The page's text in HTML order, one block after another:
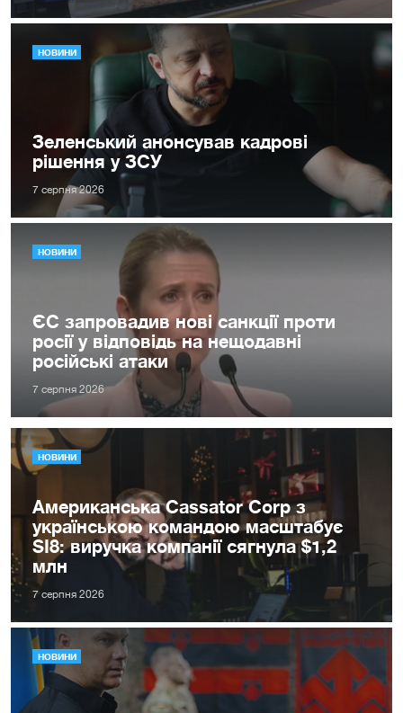
НОВИНИ
Зеленський анонсував кадрові
рішення у ЗСУ
7 серпня 2026
НОВИНИ
ЄС запровадив нові санкції проти
росії у відповідь на нещодавні
російські атаки
7 серпня 2026
НОВИНИ
Американська Cassator Corp з
українською командою масштабує
SI8: виручка компанії сягнула $1,2
млн
7 серпня 2026
НОВИНИ